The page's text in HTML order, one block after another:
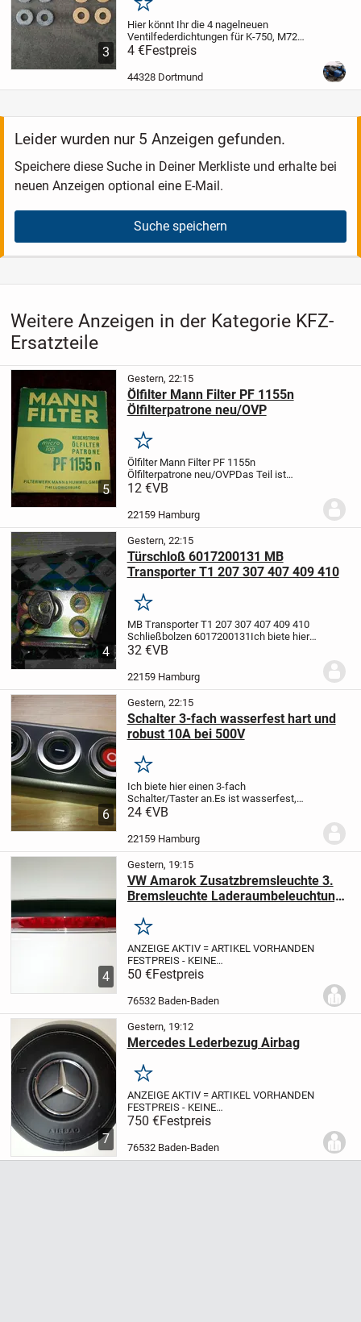
3
Merken
Hier könnt Ihr die 4 nagelneuen
Ventilfederdichtungen für K-750, M72
erwerbenMaterial: Kork oder Paronit
angegebene Preis ist für 4 Dichtungen.
Der Versand innerhalb Deutschland per
Hermes...
4 €Festpreis
44328 Dortmund
Leider wurden nur 5 Anzeigen gefunden.
Speichere diese Suche in Deiner Merkliste und erhalte bei
neuen Anzeigen optional eine E-Mail.
Suche speichern
Weitere Anzeigen in der Kategorie KFZ-
Ersatzteile
5
Gestern, 22:15
Ölfilter Mann Filter PF 1155n
Ölfilterpatrone neu/OVP
Merken
Ölfilter Mann Filter PF 1155n
Ölfilterpatrone neu/OVPDas Teil ist
unbenutzt, neu und noch original verpackt.
Hermes-Päckchen/Paket (versichert) ist
auch...
12 €VB
22159 Hamburg
4
Gestern, 22:15
Türschloß 6017200131 MB
Transporter T1 207 307 407 409 410
Merken
MB Transporter T1 207 307 407 409 410
Schließbolzen 6017200131 Ich biete hier
einen neuen unbenutzen Schließbolzen
Mercedes an. In original Verpackung, nur
32 €VB
22159 Hamburg
6
Gestern, 22:15
Schalter 3-fach wasserfest hart und
robust 10A bei 500V
Merken
Ich biete hier einen 3-fach
Schalter/Taster an.Es ist wasserfest,
sehr hart und robust.
Versand z.B. als kostengünstiges
Hermes-Päckchen...
24 €VB
22159 Hamburg
4
Gestern, 19:15
VW Amarok Zusatzbremsleuchte 3.
Bremsleuchte Laderaumbeleuchtung
Merken
ANZEIGE AKTIV = ARTIKEL VORHANDEN
FESTPREIS - KEINE
PREISREDUZIERUNG
Zusatzbremsleuchte 3.
Bremsleuchte Laderaumbeleuchtung
Artikelbeschreibung:Lagerartikel
mit geg....
50 €Festpreis
76532 Baden-Baden
7
Gestern, 19:12
Mercedes Lederbezug Airbag
Merken
ANZEIGE AKTIV = ARTIKEL VORHANDEN
FESTPREIS - KEINE
PREISREDUZIERUNG
Lederbezug Airbag (1x)
selbst prüfen - anhand der Teilenummer
750 €Festpreis
76532 Baden-Baden